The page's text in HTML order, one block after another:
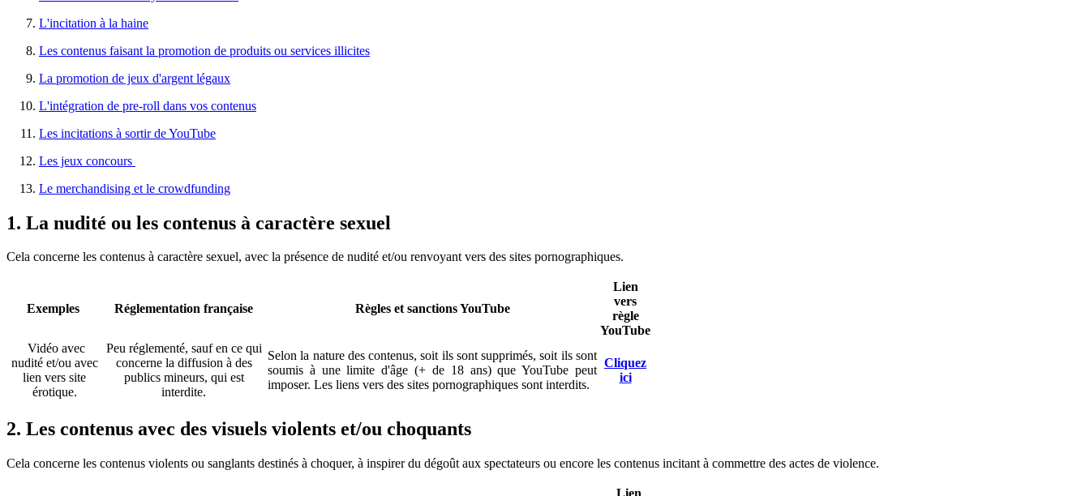
L'incitation à la haine
Les contenus faisant la promotion de produits ou services illicites
La promotion de jeux d'argent légaux
L'intégration de pre-roll dans vos contenus
Les incitations à sortir de YouTube
Les jeux concours
Le merchandising et le crowdfunding
1. La nudité ou les contenus à caractère sexuel
Cela concerne les contenus à caractère sexuel, avec la présence de nudité et/ou renvoyant vers des sites pornographiques.
Exemples Réglementation française Règles et sanctions YouTube
Lien
vers
règle
YouTube
Vidéo avec
nudité et/ou avec
lien vers site
érotique.
Peu réglementé, sauf en ce qui
concerne la diffusion à des
publics mineurs, qui est
interdite.
Selon la nature des contenus, soit ils sont supprimés, soit ils sont
soumis à une limite d'âge (+ de 18 ans) que YouTube peut
imposer. Les liens vers des sites pornographiques sont interdits.
Cliquez
ici
2. Les contenus avec des visuels violents et/ou choquants
Cela concerne les contenus violents ou sanglants destinés à choquer, à inspirer du dégoût aux spectateurs ou encore les contenus incitant à commettre des actes de violence.